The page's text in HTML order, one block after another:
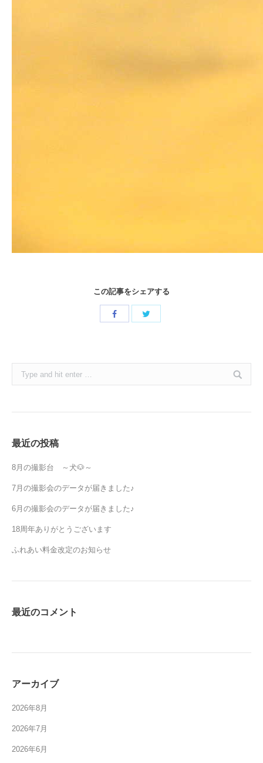
この記事をシェアする
Search:
最近の投稿
8月の撮影台 ～犬🐶～
7月の撮影会のデータが届きました♪
6月の撮影会のデータが届きました♪
18周年ありがとうございます
ふれあい料金改定のお知らせ
最近のコメント
アーカイブ
2026年8月
2026年7月
2026年6月